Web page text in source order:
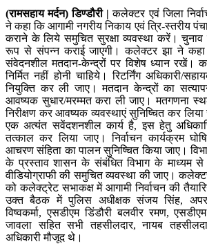
(रामसहाय मर्दन) डिण्डौरी |कलेक्टर एवं जिला
ने कहा कि आगामी नगरीय निकाय एवं त्रि-स्तरीय
कराने के लिये समुचित सुरक्षा व्यवस्था करें। चुनाव
रूप से संपन्न कराई जाएगी। कलेक्टर झा ने
संवेदनशील मतदान-केन्द्रों पर विशेष ध्यान रखें।
निर्मित नहीं होनी चाहिये। रिटर्निंग अधिकारी/
नियुक्ति कर ली जाए। मतदान केन्द्रों का
आवष्यक सुधार/मरम्मत करा ली जाए। मतगणना
निरीक्षण कर आवष्यक व्यवस्थाएं सुनिष्चित कर
एक अत्यंत सवेंदशनशील कार्य है, इस हेतु
तत्काल कर लिया जाए। निर्वाचन कार्यक्रम
आचरण संहिता का पालन सुनिष्चित किया जाए।
के प्रस्ताव शासन के संबंधित विभाग के माध्यम से
वीडियोग्राफी की समुचित व्यवस्था की जाए।
को कलेक्ट्रेट सभाकक्ष में आगामी निर्वाचन की
उक्त बैठक में पुलिस अधीक्षक संजय सिंह,
विष्वकर्मा, एसडीएम डिंडौरी बलवीर रमण,
जावला सहित सभी तहसीलदार, नायब
अधिकारी मौजूद थे।